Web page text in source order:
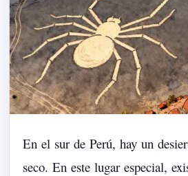
En el sur de Perú, hay un
seco. En este lugar especial,